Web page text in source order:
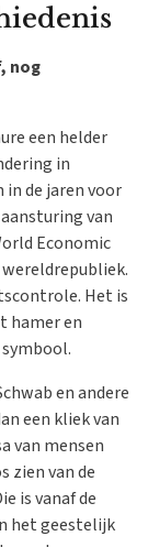
nog
een helder
in
de jaren voor
van
Economic
Het is
hamer en
en andere
een kliek van
van mensen
zien van de
is vanaf de
het geestelijk